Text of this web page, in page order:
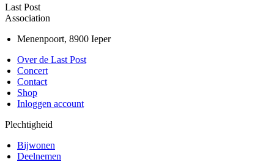
Last Post
Association
Menenpoort, 8900 Ieper
Over de Last Post
Concert
Contact
Shop
Inloggen account
Plechtigheid
Bijwonen
Deelnemen